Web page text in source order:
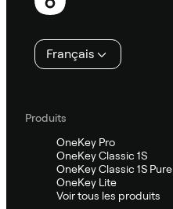
page
Français
Produits
OneKey Pro
OneKey Classic 1S
OneKey Classic 1S Pure
OneKey Lite
Voir tous les produits